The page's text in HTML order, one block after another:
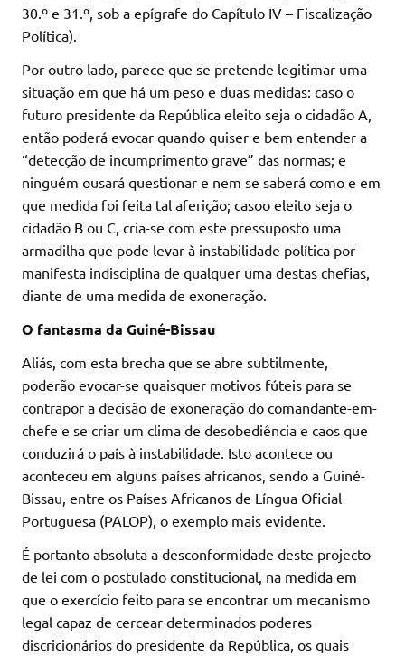
30.º e 31.º, sob a epígrafe do Capítulo IV – Fiscalização
Política).
Por outro lado, parece que se pretende legitimar uma
situação em que há um peso e duas medidas: caso o
futuro presidente da República eleito seja o cidadão A,
então poderá evocar quando quiser e bem entender a
“detecção de incumprimento grave” das normas; e
ninguém ousará questionar e nem se saberá como e em
que medida foi feita tal aferição; casoo eleito seja o
cidadão B ou C, cria-se com este pressuposto uma
armadilha que pode levar à instabilidade política por
manifesta indisciplina de qualquer uma destas chefias,
diante de uma medida de exoneração.
O fantasma da Guiné-Bissau
Aliás, com esta brecha que se abre subtilmente,
poderão evocar-se quaisquer motivos fúteis para se
contrapor a decisão de exoneração do comandante-em-
chefe e se criar um clima de desobediência e caos que
conduzirá o país à instabilidade. Isto acontece ou
aconteceu em alguns países africanos, sendo a Guiné-
Bissau, entre os Países Africanos de Língua Oficial
Portuguesa (PALOP), o exemplo mais evidente.
É portanto absoluta a desconformidade deste projecto
de lei com o postulado constitucional, na medida em
que o exercício feito para se encontrar um mecanismo
legal capaz de cercear determinados poderes
discricionários do presidente da República, os quais